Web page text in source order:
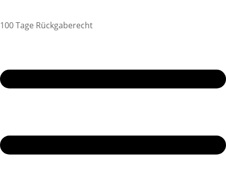
100 Tage Rückgaberecht